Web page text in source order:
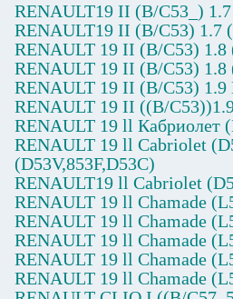
RENAULT19 II (B/C53_)
RENAULT19 II (B/C53) 1.7
RENAULT 19 II (B/C53) 1.8
RENAULT 19 II (B/C53) 1.8
RENAULT 19 II (B/C53) 1.9
RENAULT 19 II ((B/
RENAULT 19 ll Кабриолет
RENAULT 19 ll Cabriolet
(D53V,853F,D53C)
RENAULT19 ll Cabriolet
RENAULT 19 ll Chamade
RENAULT 19 ll Chamade
RENAULT 19 ll Chamade
RENAULT 19 ll Chamade
RENAULT 19 ll Chamade